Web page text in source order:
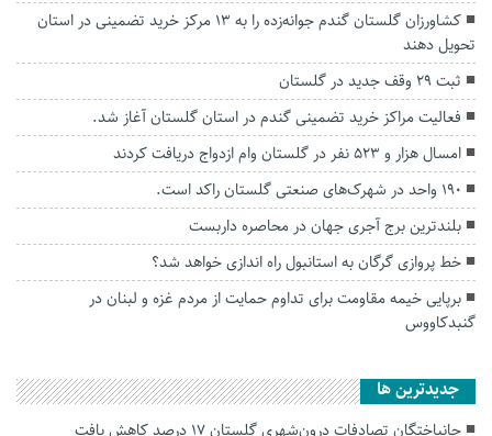
کشاورزان گلستان گندم جوانه‌زده را به ۱۳ مرکز خرید تضمینی در استان
تحویل دهند
ثبت ۲۹ وقف جدید در گلستان
فعالیت مراکز خرید تضمینی گندم در استان گلستان آغاز شد.
امسال هزار و ۵۲۳ نفر در گلستان وام ازدواج دریافت کردند
۱۹۰ واحد در شهرک‌های صنعتی گلستان راکد است.
بلندترین برج آجری جهان در محاصره داربست
خط پروازی گرگان به استانبول راه اندازی خواهد شد؟
برپایی خیمه مقاومت برای تداوم حمایت از مردم غزه و لبنان در
گنبدکاووس
جديدترين ها
جانباختگان تصادفات درون‌شهری گلستان ۱۷ درصد کاهش یافت